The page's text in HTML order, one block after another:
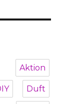
Aktion
Duft